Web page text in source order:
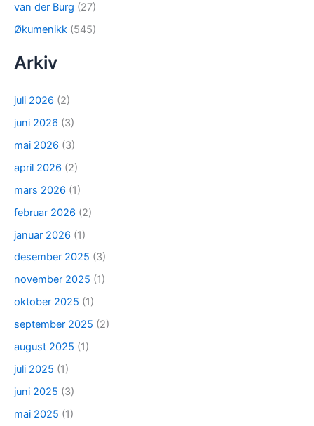
van der Burg (27)
Økumenikk (545)
Arkiv
juli 2026 (2)
juni 2026 (3)
mai 2026 (3)
april 2026 (2)
mars 2026 (1)
februar 2026 (2)
januar 2026 (1)
desember 2025 (3)
november 2025 (1)
oktober 2025 (1)
september 2025 (2)
august 2025 (1)
juli 2025 (1)
juni 2025 (3)
mai 2025 (1)